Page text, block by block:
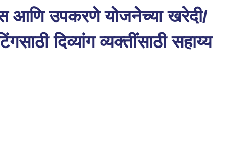
आणि उपकरणे योजनेच्या खरेदी/
दिव्यांग व्यक्तींसाठी सहाय्य